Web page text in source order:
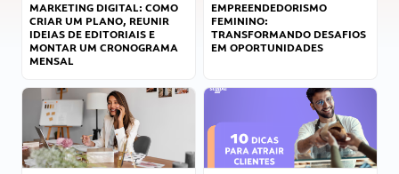
MARKETING DIGITAL: COMO
CRIAR UM PLANO, REUNIR
IDEIAS DE EDITORIAIS E
MONTAR UM CRONOGRAMA
MENSAL
EMPREENDEDORISMO
FEMININO:
TRANSFORMANDO DESAFIOS
EM OPORTUNIDADES